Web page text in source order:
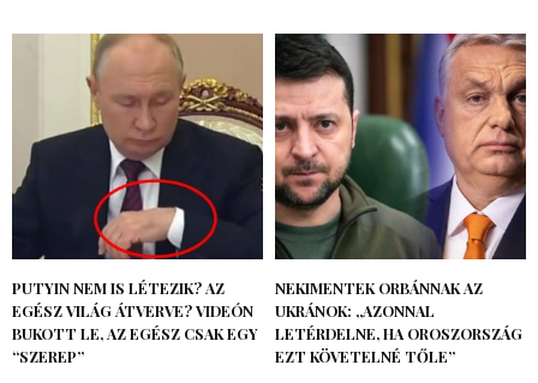
PUTYIN NEM IS LÉTEZIK? AZ
EGÉSZ VILÁG ÁTVERVE? VIDEÓN
BUKOTT LE, AZ EGÉSZ CSAK EGY
“SZEREP”
NEKIMENTEK ORBÁNNAK AZ
UKRÁNOK: „AZONNAL
LETÉRDELNE, HA OROSZORSZÁG
EZT KÖVETELNÉ TŐLE”